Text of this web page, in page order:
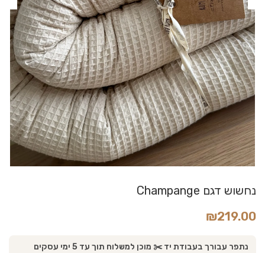
נחשוש דגם Champange
₪219.00
נתפר עבורך בעבודת יד ✂️ מוכן למשלוח תוך עד 5 ימי עסקים